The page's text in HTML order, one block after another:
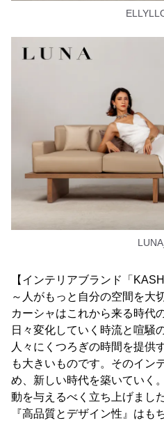
【インテリアブランド「
～人がもっと自分の空間を大
カーシャはこれから来る時代
日々変化していく時流と喧騒
人々にくつろぎの時間を提供
も大きいものです。そのイン
め、新しい時代を築いていく
動を与えるべく立ち上げました
『高品質とデザイン性』はも